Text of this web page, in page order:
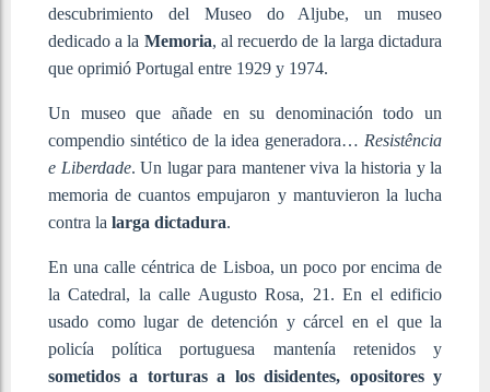
descubrimiento del Museo do Aljube, un museo
dedicado a la Memoria, al recuerdo de la larga dictadura
que oprimió Portugal entre 1929 y 1974.
Un museo que añade en su denominación todo un
compendio sintético de la idea generadora… Resistência
e Liberdade. Un lugar para mantener viva la historia y la
memoria de cuantos empujaron y mantuvieron la lucha
contra la larga dictadura.
En una calle céntrica de Lisboa, un poco por encima de
la Catedral, la calle Augusto Rosa, 21. En el edificio
usado como lugar de detención y cárcel en el que la
policía política portuguesa mantenía retenidos y
sometidos a torturas a los disidentes, opositores y